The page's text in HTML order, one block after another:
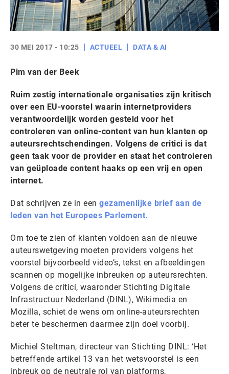
30 MEI 2017 - 10:25 ACTUEEL DATA & AI
Pim van der Beek
Ruim zestig internationale organisaties zijn kritisch
over een EU-voorstel waarin internetproviders
verantwoordelijk worden gesteld voor het
controleren van online-content van hun klanten op
auteursrechtschendingen. Volgens de critici is dat
geen taak voor de provider en staat het controleren
van geüploade content haaks op een vrij en open
internet.
Dat schrijven ze in een gezamenlijke brief aan de
leden van het Europees Parlement.
Om toe te zien of klanten voldoen aan de nieuwe
auteurswetgeving moeten providers volgens het
voorstel bijvoorbeeld video’s, tekst en afbeeldingen
scannen op mogelijke inbreuken op auteursrechten.
Volgens de critici, waaronder Stichting Digitale
Infrastructuur Nederland (DINL), Wikimedia en
Mozilla, schiet de wens om online-auteursrechten
beter te beschermen daarmee zijn doel voorbij.
Michiel Steltman, directeur van Stichting DINL: ‘Het
betreffende artikel 13 van het wetsvoorstel is een
inbreuk op de neutrale rol van platforms,